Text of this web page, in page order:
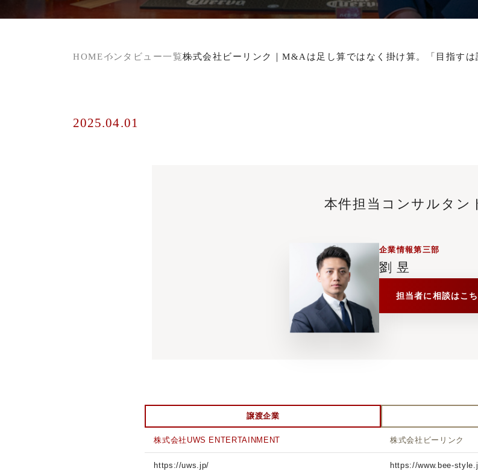
HOMEインタビュー一覧株式会社ビーリンク｜M&Aは足し算ではなく掛け算。「目指すは
2025.04.01
本件担当コンサルタン
企業情報第三部
劉 昱
担当者に相談はこ
譲渡企業
株式会社UWS ENTERTAINMENT
https://uws.jp/
株式会社ビーリンク
https://www.bee-